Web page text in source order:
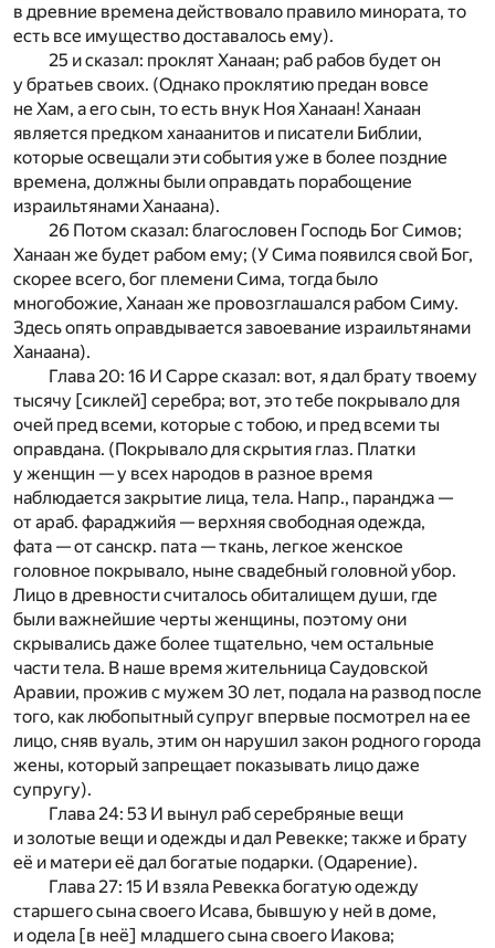
в древние времена действовало правило минората, то
есть все имущество доставалось ему).
25 и сказал: проклят Ханаан; раб рабов будет он
у братьев своих. (Однако проклятию предан вовсе
не Хам, а его сын, то есть внук Ноя Ханаан! Ханаан
является предком ханаанитов и писатели Библии,
которые освещали эти события уже в более поздние
времена, должны были оправдать порабощение
израильтянами Ханаана).
26 Потом сказал: благословен Господь Бог Симов;
Ханаан же будет рабом ему; (У Сима появился свой Бог,
скорее всего, бог племени Сима, тогда было
многобожие, Ханаан же провозглашался рабом Симу.
Здесь опять оправдывается завоевание израильтянами
Ханаана).
Глава 20: 16 И Сарре сказал: вот, я дал брату твоему
тысячу [сиклей] серебра; вот, это тебе покрывало для
очей пред всеми, которые с тобою, и пред всеми ты
оправдана. (Покрывало для скрытия глаз. Платки
у женщин — у всех народов в разное время
наблюдается закрытие лица, тела. Напр., паранджа —
от араб. фараджийя — верхняя свободная одежда,
фата — от санскр. пата — ткань, легкое женское
головное покрывало, ныне свадебный головной убор.
Лицо в древности считалось обиталищем души, где
были важнейшие черты женщины, поэтому они
скрывались даже более тщательно, чем остальные
части тела. В наше время жительница Саудовской
Аравии, прожив с мужем 30 лет, подала на развод после
того, как любопытный супруг впервые посмотрел на ее
лицо, сняв вуаль, этим он нарушил закон родного города
жены, который запрещает показывать лицо даже
супругу).
Глава 24: 53 И вынул раб серебряные вещи
и золотые вещи и одежды и дал Ревекке; также и брату
её и матери её дал богатые подарки. (Одарение).
Глава 27: 15 И взяла Ревекка богатую одежду
старшего сына своего Исава, бывшую у ней в доме,
и одела [в неё] младшего сына своего Иакова;